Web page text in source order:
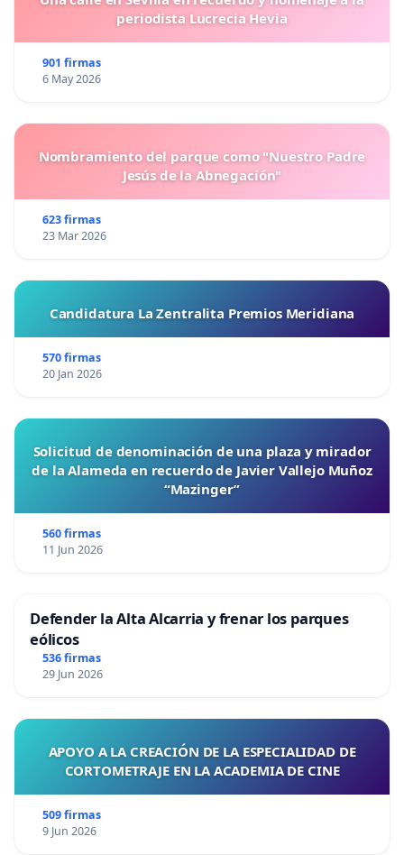
periodista Lucrecia Hevia
901 firmas
6 May 2026
Nombramiento del parque como "Nuestro Padre
Jesús de la Abnegación"
623 firmas
23 Mar 2026
Candidatura La Zentralita Premios Meridiana
570 firmas
20 Jan 2026
Solicitud de denominación de una plaza y mirador
de la Alameda en recuerdo de Javier Vallejo Muñoz
“Mazinger”
560 firmas
11 Jun 2026
Defender la Alta Alcarria y frenar los parques
eólicos
536 firmas
29 Jun 2026
APOYO A LA CREACIÓN DE LA ESPECIALIDAD DE
CORTOMETRAJE EN LA ACADEMIA DE CINE
509 firmas
9 Jun 2026